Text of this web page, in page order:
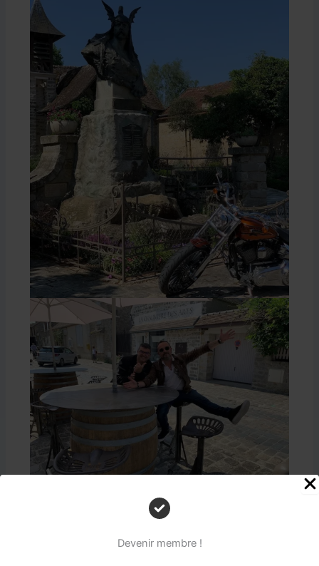
Devenir membre !
Nous prenons la route en direction de
village mythique aux portes de la forêt de